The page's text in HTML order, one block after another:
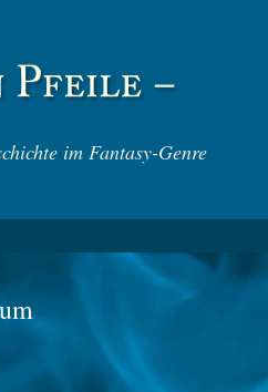
im Fantasy-Genre